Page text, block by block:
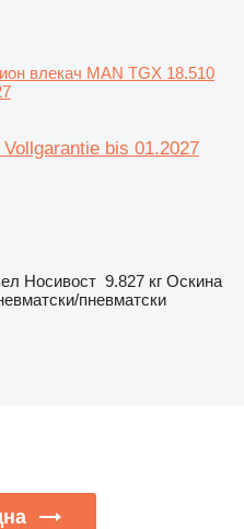
влекач MAN TGX 18.510
bis 01.2027
Носивост 9.827 кг Оскина
пневматски